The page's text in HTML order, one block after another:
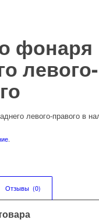
фонаря
левого-
левого-правого в
.
Отзывы  (0)